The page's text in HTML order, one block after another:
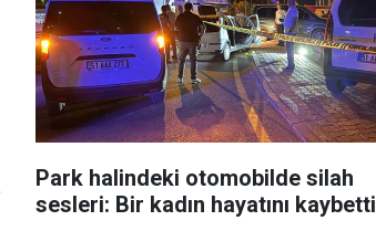
Park halindeki otomobilde silah
sesleri: Bir kadın hayatını kaybetti